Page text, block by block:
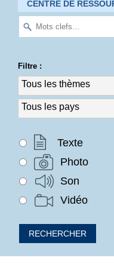
CENTRE DE
Filtre :
Texte
Photo
Son
Vidéo